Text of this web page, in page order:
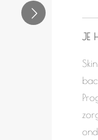
JE